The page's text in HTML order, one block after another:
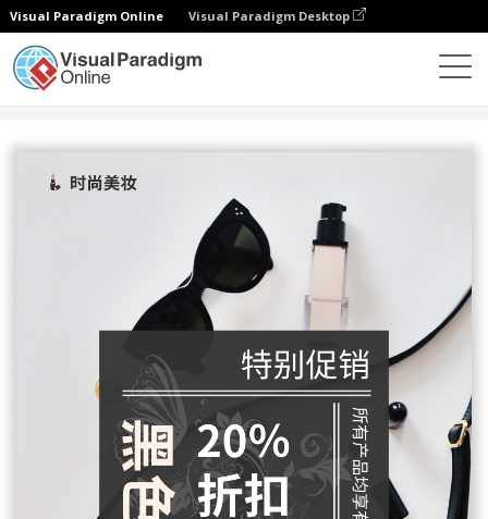
Visual Paradigm Online Visual Paradigm Desktop